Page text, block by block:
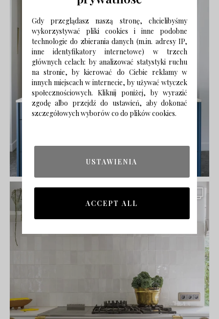
Gdy przeglądasz naszą stronę, chcielibyśmy
wykorzystywać pliki cookies i inne podobne
technologie do zbierania danych (m.in. adresy IP,
inne identyfikatory internetowe) w trzech
głównych celach: by analizować statystyki ruchu
na stronie, by kierować do Ciebie reklamy w
innych miejscach w internecie, by używać wtyczek
społecznościowych. Kliknij poniżej, by wyrazić
zgodę albo przejdź do ustawień, aby dokonać
szczegółowych wyborów co do plików cookies.
USTAWIENIA
ACCEPT ALL